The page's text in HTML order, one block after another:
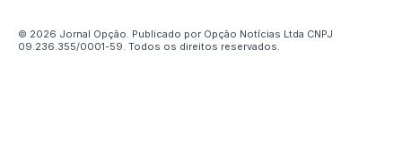
© 2026 Jornal Opção. Publicado por Opção Notícias Ltda CNPJ
09.236.355/0001-59. Todos os direitos reservados.